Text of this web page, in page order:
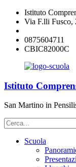
Istituto
Via F.lli Fusco,
0875604711
CBIC82000C
Istituto
San Martino in
Scuola